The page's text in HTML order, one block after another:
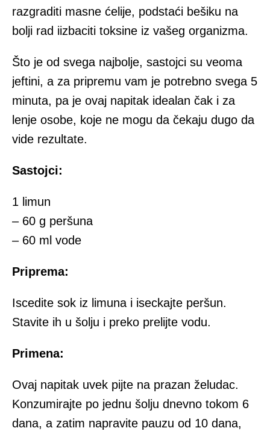
razgraditi masne ćelije, podstaći bešiku na
bolji rad iizbaciti toksine iz vašeg organizma.
Što je od svega najbolje, sastojci su veoma
jeftini, a za pripremu vam je potrebno svega 5
minuta, pa je ovaj napitak idealan čak i za
lenje osobe, koje ne mogu da čekaju dugo da
vide rezultate.
Sastojci:
1 limun
– 60 g peršuna
– 60 ml vode
Priprema:
Iscedite sok iz limuna i iseckajte peršun.
Stavite ih u šolju i preko prelijte vodu.
Primena:
Ovaj napitak uvek pijte na prazan želudac.
Konzumirajte po jednu šolju dnevno tokom 6
dana, a zatim napravite pauzu od 10 dana,